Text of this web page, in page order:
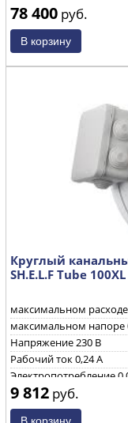
78 400 руб.
Круглый
SH.E.L.F Tube 100XL
максимальном расходе
максимальном напоре
Напряжение230 B
Рабочий ток0,24 А
Электропотребление
Уровень звуковой
дБ(А)
9 812 руб.